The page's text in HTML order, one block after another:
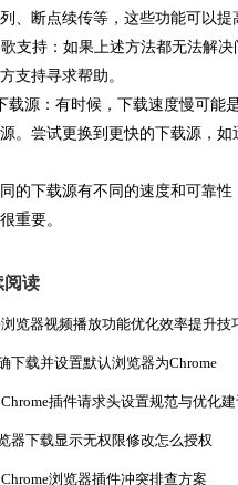
、断点续传等，这些功能可以提
支持：如果上述方法都无法解
支持寻求帮助。
载源：有时候，下载速度慢可能
。尝试更换到更快的下载源，如
的下载源有不同的速度和可靠性
重要。
阅读
浏览器视频播放功能优化效率提升技
下载并设置默认浏览器为Chrome
插件请求头设置规范与优化建
器下载显示无权限修改怎么授权
浏览器插件冲突排查方案